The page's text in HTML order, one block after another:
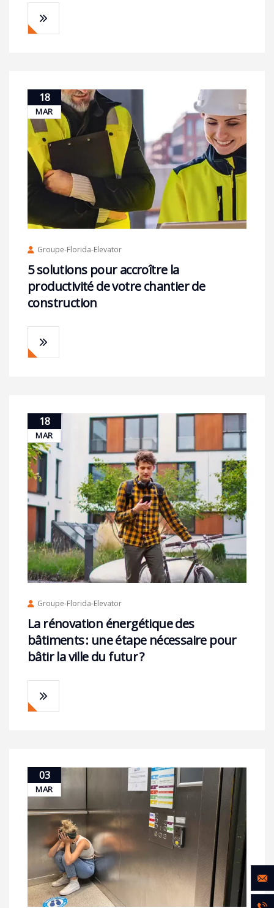
18
MAR
Groupe-Florida-Elevator
5 solutions pour accroître la
productivité de votre chantier de
construction
18
MAR
Groupe-Florida-Elevator
La rénovation énergétique des
bâtiments : une étape nécessaire pour
bâtir la ville du futur ?
03
MAR